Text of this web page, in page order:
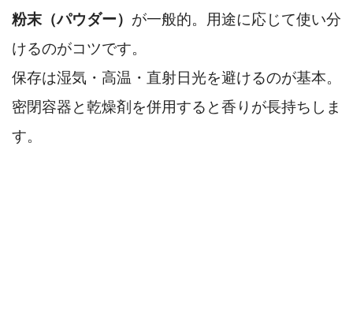
粉末（パウダー） が一般的。用途に応じて使い分
けるのがコツです。
保存は湿気・高温・直射日光を避けるのが基本。
密閉容器と乾燥剤を併用すると香りが長持ちしま
す。